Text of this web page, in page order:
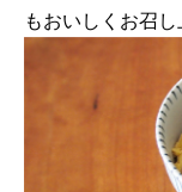
もおいしくお召し